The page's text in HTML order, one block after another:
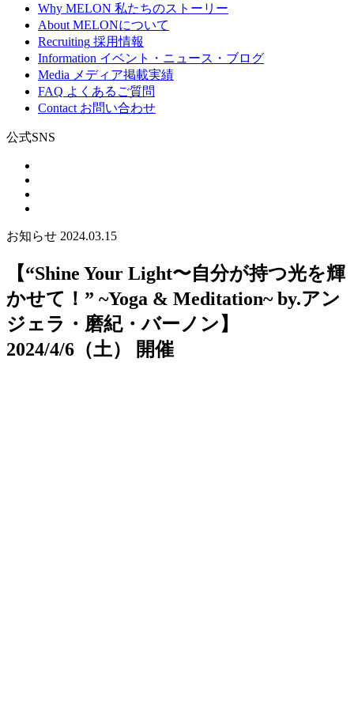
Why MELON 私たちのストーリー
About MELONについて
Recruiting 採用情報
Information イベント・ニュース・ブログ
Media メディア掲載実績
FAQ よくあるご質問
Contact お問い合わせ
公式SNS
お知らせ 2024.03.15
【“Shine Your Light〜自分が持つ光を輝
かせて！” ~Yoga & Meditation~ by.アン
ジェラ・磨紀・バーノン】
2024/4/6（土） 開催